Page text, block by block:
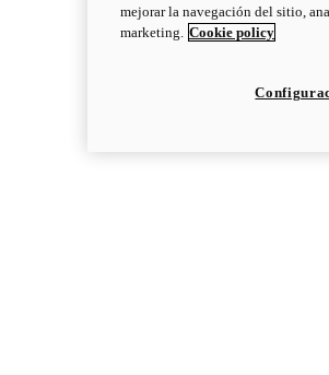
mejorar la navegación del sitio,
marketing. Cookie policy